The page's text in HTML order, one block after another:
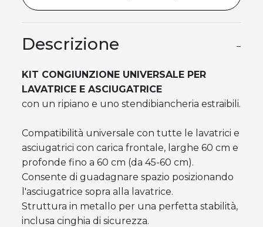
Descrizione −
KIT CONGIUNZIONE UNIVERSALE PER
LAVATRICE E ASCIUGATRICE
con un ripiano e uno stendibiancheria estraibili.
Compatibilità universale con tutte le lavatrici e
asciugatrici con carica frontale, larghe 60 cm e
profonde fino a 60 cm (da 45-60 cm).
Consente di guadagnare spazio posizionando
l'asciugatrice sopra alla lavatrice.
Struttura in metallo per una perfetta stabilità,
inclusa cinghia di sicurezza.